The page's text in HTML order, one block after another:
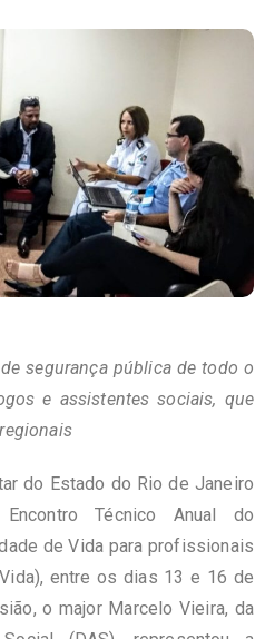
segurança pública de todo o
e assistentes sociais, que
do Estado do Rio de Janeiro
Técnico Anual do
de Vida para profissionais
entre os dias 13 e 16 de
o major Marcelo Vieira, da